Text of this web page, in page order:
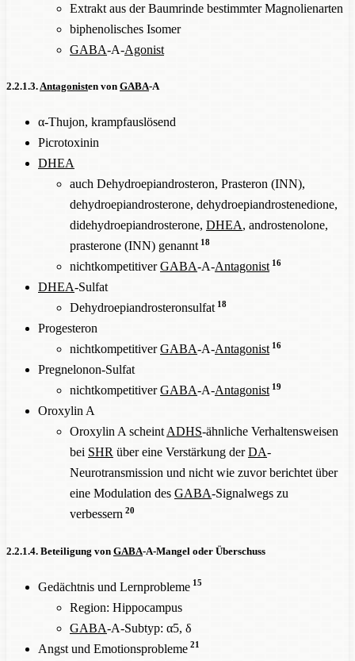
Extrakt aus der Baumrinde bestimmter Magnolienarten
biphenolisches Isomer
GABA-A-Agonist
2.2.1.3.Antagonisten von GABA-A
α-Thujon, krampfauslösend
Picrotoxinin
DHEA
auch Dehydroepiandrosteron, Prasteron (INN),
dehydroepiandrosterone, dehydroepiandrostenedione,
didehydroepiandrosterone, DHEA, androstenolone,
prasterone (INN) genannt 18
nichtkompetitiverGABA-A-Antagonist 16
DHEA-Sulfat
Dehydroepiandrosteronsulfat 18
Progesteron
nichtkompetitiverGABA-A-Antagonist 16
Pregnelonon-Sulfat
nichtkompetitiverGABA-A-Antagonist 19
Oroxylin A
Oroxylin A scheint ADHS-ähnliche Verhaltensweisen
bei SHR über eine Verstärkung derDA-
Neurotransmission und nicht wie zuvor berichtet über
eine Modulation des GABA-Signalwegs zu
verbessern 20
2.2.1.4. Beteiligung von GABA-A-Mangel oder Überschuss
Gedächtnis und Lernprobleme 15
Region: Hippocampus
GABA-A-Subtyp: α5, δ
Angst und Emotionsprobleme 21